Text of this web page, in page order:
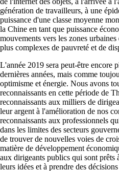
génération de travailleurs, à une
puissance d'une classe moyenne
la Chine en tant que puissance
mouvements vers les zones
plus complexes de pauvreté et de
L'année 2019 sera peut-être encore
dernières années, mais comme
optimisme et énergie. Nous avons
reconnaissants en cette période de
reconnaissants aux milliers de
leur argent à l'amélioration de nos
reconnaissants aux professionnels
dans les limites des secteurs
de trouver de nouvelles voies de
matière de développement
aux dirigeants publics qui sont prêts
leurs idées et à prendre des